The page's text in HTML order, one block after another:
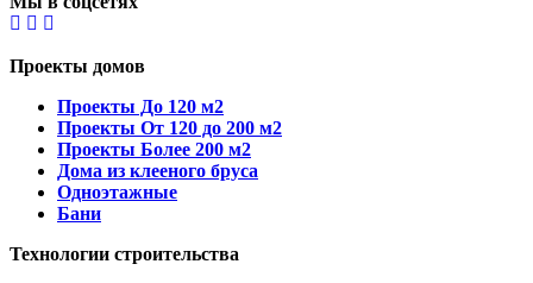
Проекты домов
Проекты До 120 м2
Проекты От 120 до 200 м2
Проекты Более 200 м2
Дома из клееного бруса
Одноэтажные
Бани
Технологии строительства